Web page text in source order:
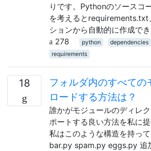
りです。Pythonのソースコ
を考えるとrequirements.txt
ションから自動的に作成でき
278
python dependencies
requirements
18
フォルダ内のすべての
ロードする方法は？
誰かがモジュールのディレ
ポートする良い方法を私に
私はこのような構造を持っ
bar.py spam.py eggs.py 追